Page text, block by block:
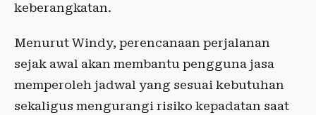
keberangkatan.
Menurut Windy, perencanaan perjalanan
sejak awal akan membantu pengguna jasa
memperoleh jadwal yang sesuai kebutuhan
sekaligus mengurangi risiko kepadatan saat